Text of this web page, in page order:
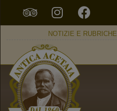
NOTIZIE E RUBRICHE